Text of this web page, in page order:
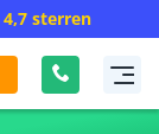
4,7 sterren